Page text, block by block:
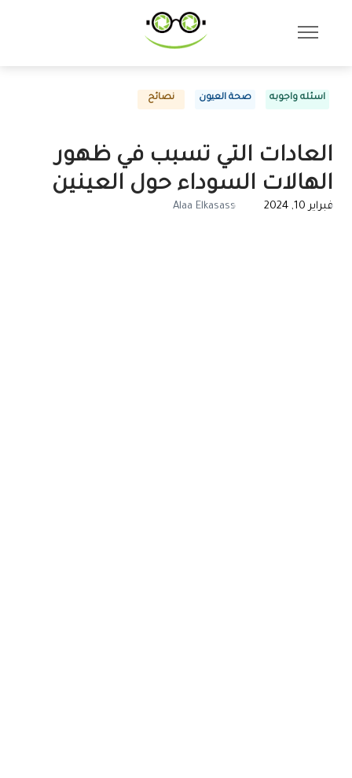
اسئله واجوبه صحة العيون نصائح
العادات التي تسبب في ظهور
الهالات السوداء حول العينين
فبراير 10, 2024 Alaa Elkasass